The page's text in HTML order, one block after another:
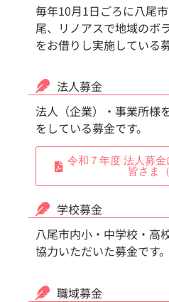
毎年10月1日ごろに八尾
尾、リノアスで地域のボ
をお借りし実施している
法人募金
法人（企業）・事業所様
をしている募金です。
令和７年度 法人募
皆さま（
学校募金
八尾市内小・中学校・高
協力いただいた募金です。
職域募金